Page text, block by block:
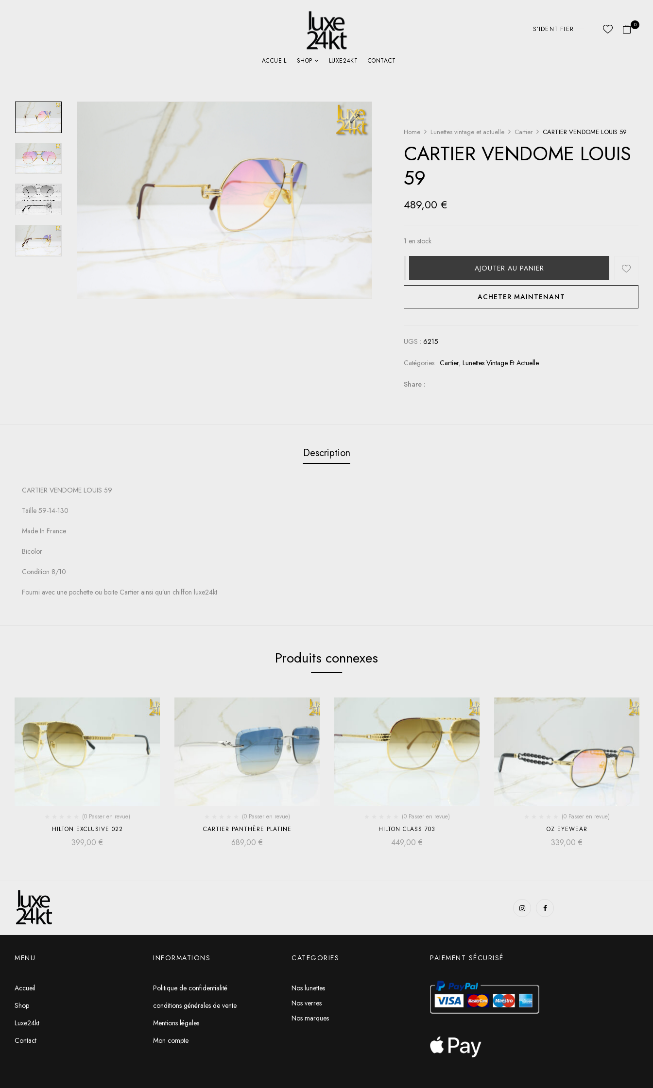
S’IDENTIFIER
0
ACCUEIL SHOP LUXE24KT CONTACT
Home Lunettes vintage et actuelle Cartier CARTIER VENDOME LOUIS 59
CARTIER VENDOME LOUIS
59
489,00€
1 en stock
AJOUTER AU PANIER
ACHETER MAINTENANT
UGS :6215
Catégories :Cartier,Lunettes Vintage Et Actuelle
Share :
Description
CARTIER VENDOME LOUIS 59
Taille 59-14-130
Made In France
Bicolor
Condition 8/10
Fourni avec une pochette ou boite Cartier ainsi qu’un chiffon luxe24kt
Produits connexes
(0 Passer en revue)
HILTON EXCLUSIVE 022
399,00 €
(0 Passer en revue)
CARTIER PANTHÈRE PLATINE
689,00 €
(0 Passer en revue)
HILTON CLASS 703
449,00 €
(0 Passer en revue)
OZ EYEWEAR
339,00 €
MENU
Accueil
Shop
Luxe24kt
Contact
INFORMATIONS
Politique de confidentialité
conditions générales de vente
Mentions légales
Mon compte
CATEGORIES
Nos lunettes
Nos verres
Nos marques
PAIEMENT SÉCURISÉ